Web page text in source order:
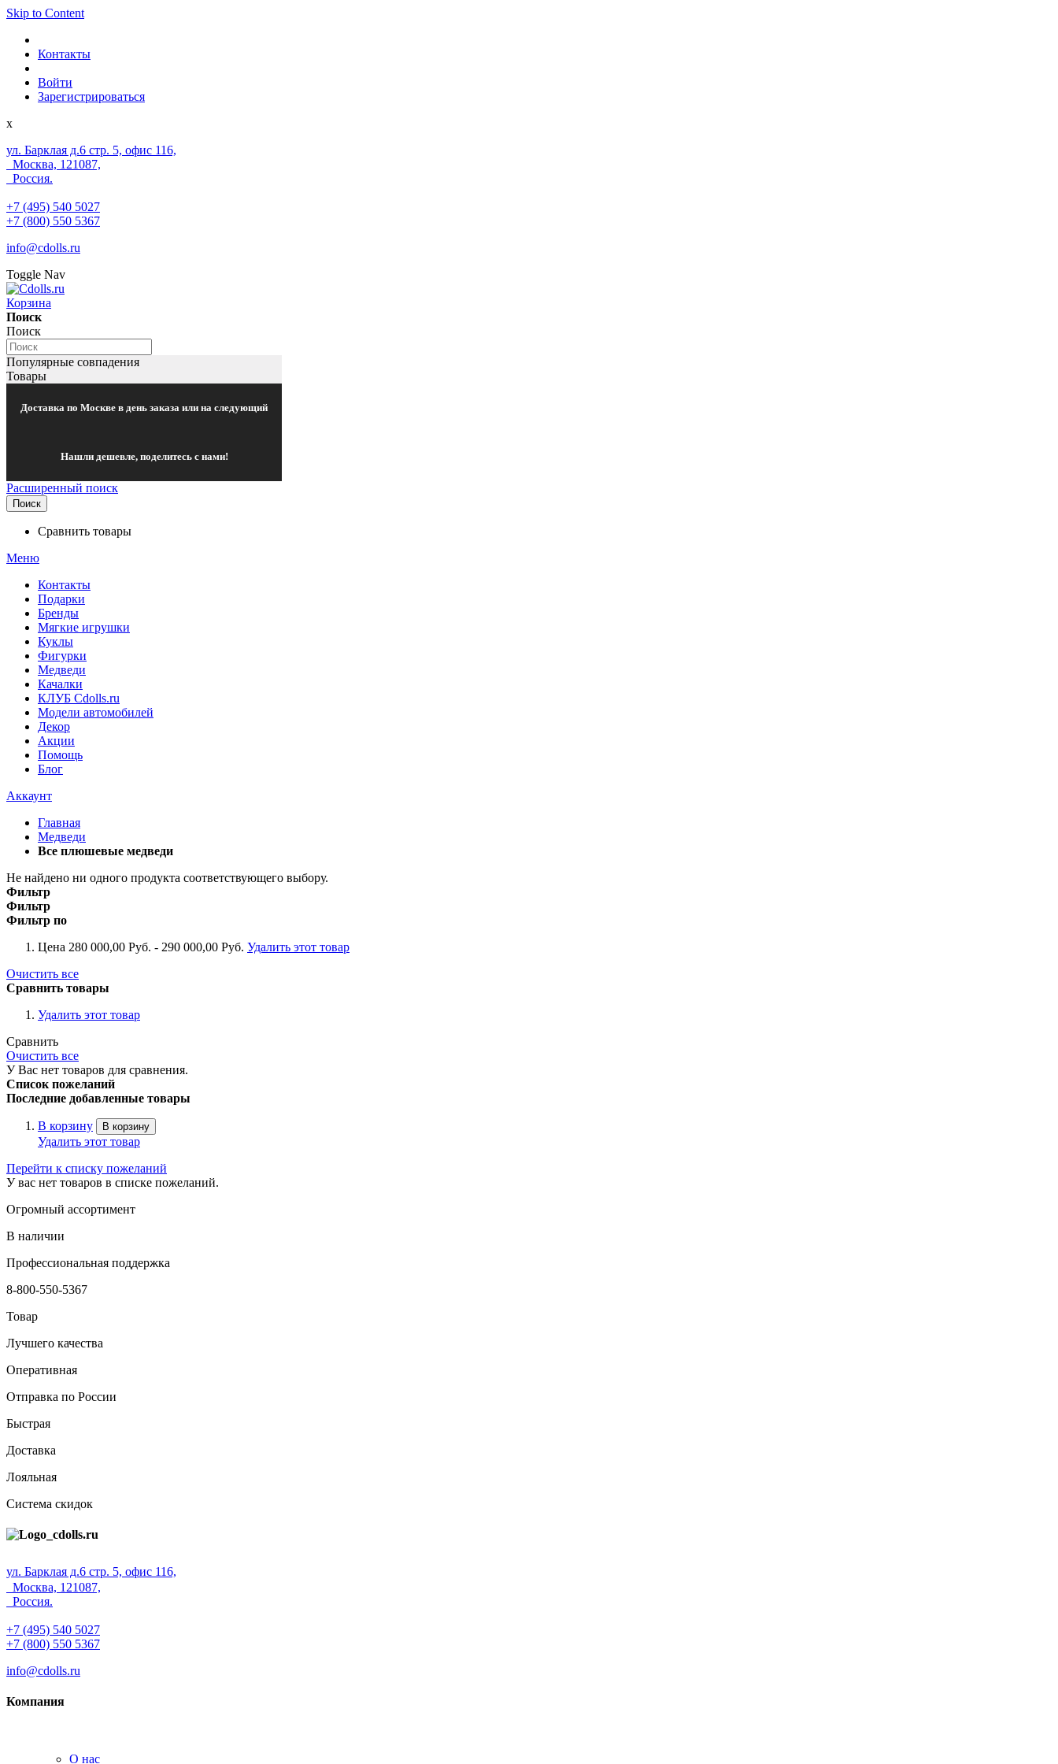
Skip to Content
Контакты
Войти
Зарегистрироваться
x
ул. Барклая д.6 стр. 5, офис 116,
Москва, 121087,
Россия.
+7 (495) 540 5027
+7 (800) 550 5367
info@cdolls.ru
Toggle Nav
Корзина
Поиск
Поиск
Популярные совпадения
Товары
Доставка по Москве в день заказа или на следующий
Нашли дешевле, поделитесь с нами!
Расширенный поиск
Поиск
Сравнить товары
Меню
Контакты
Подарки
Бренды
Мягкие игрушки
Куклы
Фигурки
Медведи
Качалки
КЛУБ Cdolls.ru
Модели автомобилей
Декор
Акции
Помощь
Блог
Аккаунт
Главная
Медведи
Все плюшевые медведи
Не найдено ни одного продукта соответствующего выбору.
Фильтр
Фильтр
Фильтр по
Цена 280 000,00 Руб. - 290 000,00 Руб. Удалить этот товар
Очистить все
Сравнить товары
Удалить этот товар
Сравнить
Очистить все
У Вас нет товаров для сравнения.
Список пожеланий
Последние добавленные товары
В корзину В корзину
Удалить этот товар
Перейти к списку пожеланий
У вас нет товаров в списке пожеланий.
Огромный ассортимент
В наличии
Профессиональная поддержка
8-800-550-5367
Товар
Лучшего качества
Оперативная
Отправка по России
Быстрая
Доставка
Лояльная
Система скидок
ул. Барклая д.6 стр. 5, офис 116,
Москва, 121087,
Россия.
+7 (495) 540 5027
+7 (800) 550 5367
info@cdolls.ru
Компания
О нас